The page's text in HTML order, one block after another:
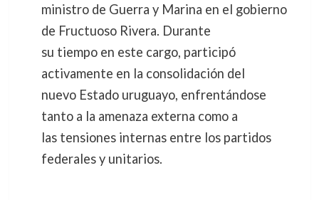
ministro de Guerra y Marina en el gobierno
de Fructuoso Rivera. Durante
su tiempo en este cargo, participó
activamente en la consolidación del
nuevo Estado uruguayo, enfrentándose
tanto a la amenaza externa como a
las tensiones internas entre los partidos
federales y unitarios.